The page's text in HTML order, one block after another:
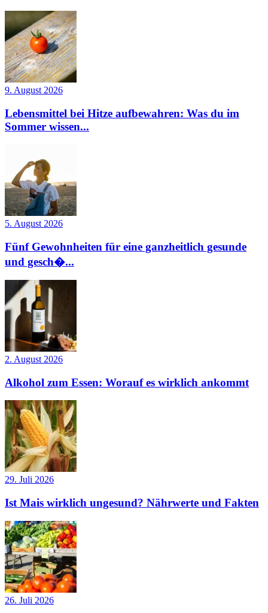
9. August 2026
Lebensmittel bei Hitze aufbewahren: Was du im
Sommer wissen...
5. August 2026
Fünf Gewohnheiten für eine ganzheitlich gesunde
und gesch�...
2. August 2026
Alkohol zum Essen: Worauf es wirklich ankommt
29. Juli 2026
Ist Mais wirklich ungesund? Nährwerte und Fakten
26. Juli 2026